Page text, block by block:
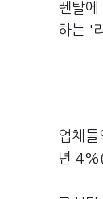
렌탈
하는 '
업체
년